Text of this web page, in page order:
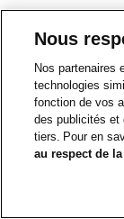
Nous
Nos partenaires
technologies
fonction de vos
des publicités et
tiers. Pour en
au respect de